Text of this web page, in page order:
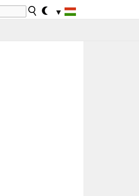
▼